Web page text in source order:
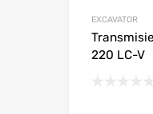
EXCAVATOR
220 LC-V